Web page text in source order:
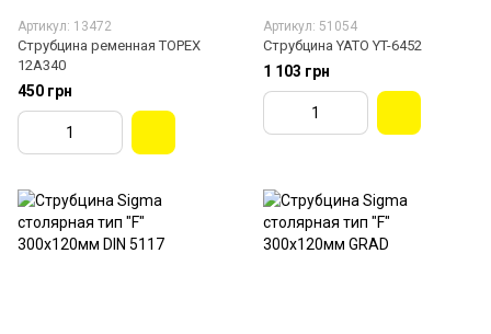
Артикул: 13472
Струбцина ременная TOPEX
12A340
450 грн
Артикул: 51054
Струбцина YATO YT-6452
1 103 грн